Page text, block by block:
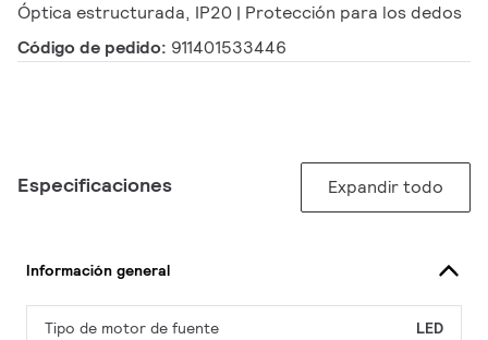
Óptica estructurada, IP20 | Protección para los dedos
Código de pedido: 911401533446
Especificaciones Expandir todo
Información general
Tipo de motor de fuente
LED